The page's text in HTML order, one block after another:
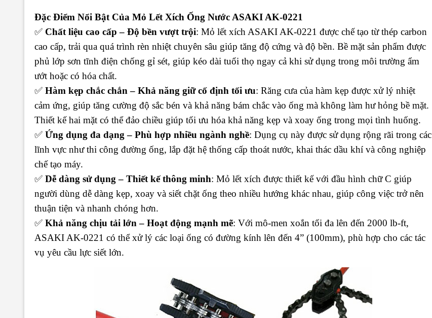
Đặc Điểm Nổi Bật Của Mỏ Lết Xích Ống Nước ASAKI AK-0221
✅ Chất liệu cao cấp – Độ bền vượt trội: Mỏ lết xích ASAKI AK-0221 được chế tạo từ thép carbon
cao cấp, trải qua quá trình rèn nhiệt chuyên sâu giúp tăng độ cứng và độ bền. Bề mặt sản phẩm được
phủ lớp sơn tĩnh điện chống gỉ sét, giúp kéo dài tuổi thọ ngay cả khi sử dụng trong môi trường ẩm
ướt hoặc có hóa chất.
✅ Hàm kẹp chắc chắn – Khả năng giữ cố định tối ưu: Răng cưa của hàm kẹp được xử lý nhiệt
cảm ứng, giúp tăng cường độ sắc bén và khả năng bám chắc vào ống mà không làm hư hỏng bề mặt.
Thiết kế hai mặt có thể đảo chiều giúp tối ưu hóa khả năng kẹp và xoay ống trong mọi tình huống.
✅ Ứng dụng đa dạng – Phù hợp nhiều ngành nghề: Dụng cụ này được sử dụng rộng rãi trong các
lĩnh vực như thi công đường ống, lắp đặt hệ thống cấp thoát nước, khai thác dầu khí và công nghiệp
chế tạo máy.
✅ Dễ dàng sử dụng – Thiết kế thông minh: Mỏ lết xích được thiết kế với đầu hình chữ C giúp
người dùng dễ dàng kẹp, xoay và siết chặt ống theo nhiều hướng khác nhau, giúp công việc trở nên
thuận tiện và nhanh chóng hơn.
✅ Khả năng chịu tải lớn – Hoạt động mạnh mẽ: Với mô-men xoắn tối đa lên đến 2000 lb-ft,
ASAKI AK-0221 có thể xử lý các loại ống có đường kính lên đến 4” (100mm), phù hợp cho các tác
vụ yêu cầu lực siết lớn.